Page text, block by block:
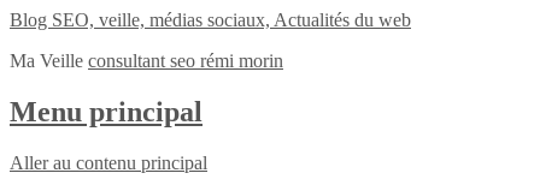
Blog SEO, veille, médias sociaux, Actualités du web
Ma Veille consultant seo rémi morin
Menu principal
Aller au contenu principal